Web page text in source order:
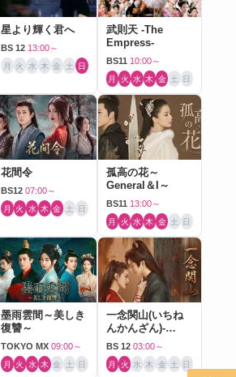
星より輝く君へ
BS 12 13:00～
月 火 水 木 金 土 日
武則天 -The
Empress-
BS11 10:00～
月 火 水 木 金 土 日
花間令
BS12 07:00～
月 火 水 木 金 土 日
孤高の花～
General＆I～
BS11 13:00～
月 火 水 木 金 土 日
墨雨雲間～美しき
復讐～
TOKYO MX 09:00～
月 火 水 木 金 土 日
一念関山(いちね
んかんざん)-
Journey to Love-
BS 12 03:00～
月 火 水 木 金 土 日